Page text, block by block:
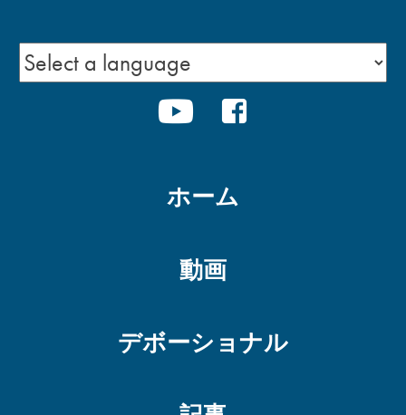
YOUTUBE
ホーム
動画
デボーショナル